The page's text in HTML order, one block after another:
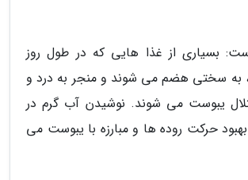
بسیاری از غذا هایی که در طول روز
به سختی هضم می شوند و منجر به درد و
یبوست می شوند. نوشیدن آب گرم در
حرکت روده ها و مبارزه با یبوست می